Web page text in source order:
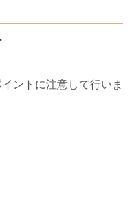
ントに注意して行いま